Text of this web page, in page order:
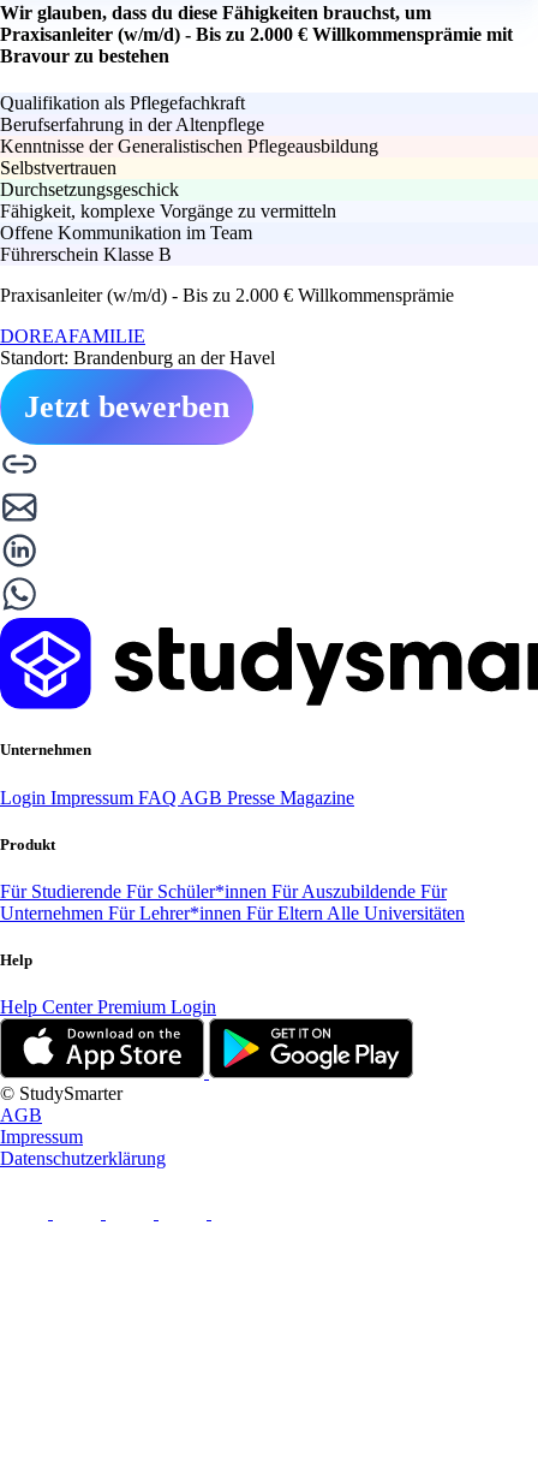
Wir glauben, dass du diese Fähigkeiten brauchst, um
Praxisanleiter (w/m/d) - Bis zu 2.000 € Willkommensprämie mit
Bravour zu bestehen
Qualifikation als Pflegefachkraft
Berufserfahrung in der Altenpflege
Kenntnisse der Generalistischen Pflegeausbildung
Selbstvertrauen
Durchsetzungsgeschick
Fähigkeit, komplexe Vorgänge zu vermitteln
Offene Kommunikation im Team
Führerschein Klasse B
Praxisanleiter (w/m/d) - Bis zu 2.000 € Willkommensprämie
DOREAFAMILIE
Standort: Brandenburg an der Havel
Jetzt bewerben
Unternehmen
Login Impressum FAQ AGB Presse Magazine
Produkt
Für Studierende Für Schüler*innen Für Auszubildende Für
Unternehmen Für Lehrer*innen Für Eltern Alle Universitäten
Help
Help CenterPremium Login
© StudySmarter
AGB
Impressum
Datenschutzerklärung